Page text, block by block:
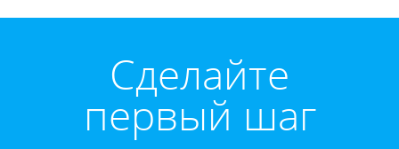
Cделайте
первый шаг